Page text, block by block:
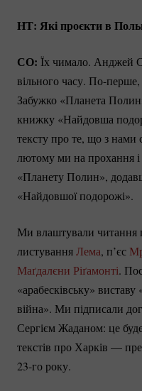
НТ: Які проєкти в
СО: Їх чимало. Анджей
вільного часу. По-перше
Забужко «Планета
книжку «Найдовша
тексту про те, що з нами
лютому ми на прохання і
«Планету Полин»,
«Найдовшої подорожі».
Ми влаштували читання
листуванняЛема, п’єс
Маґдалєни Ріґамонті.
«арабесківську»
війна». Ми підписали
Сергієм Жаданом: це
текстів про Харків —
23-го року.